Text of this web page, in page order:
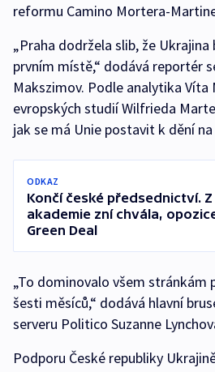
reformu Camino Mortera-
„Praha dodržela slib, že Ukrajina
prvním místě,“ dodává reportér
Makszimov. Podle analytika Víta
evropských studií Wilfrieda
jak se má Unie postavit k dění
ODKAZ
Končí české předsednictví.
akademie zní chvála,
Green Deal
„To dominovalo všem stránkám
šesti měsíců,“ dodává hlavní
serveru Politico Suzanne
Podporu České republiky